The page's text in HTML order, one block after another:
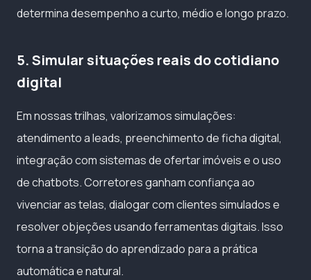
determina desempenho a curto, médio e longo prazo.
5. Simular situações reais do cotidiano
digital
Em nossas trilhas, valorizamos simulações:
atendimento a leads, preenchimento de ficha digital,
integração com sistemas de ofertar imóveis e o uso
de chatbots. Corretores ganham confiança ao
vivenciar as telas, dialogar com clientes simulados e
resolver objeções usando ferramentas digitais. Isso
torna a transição do aprendizado para a prática
automática e natural.